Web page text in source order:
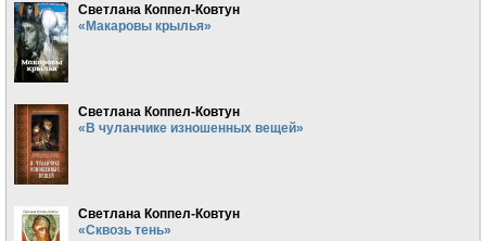
Светлана Коппел-Ковтун
«Макаровы крылья»
Светлана Коппел-Ковтун
«В чуланчике изношенных вещей»
Светлана Коппел-Ковтун
«Сквозь тень»